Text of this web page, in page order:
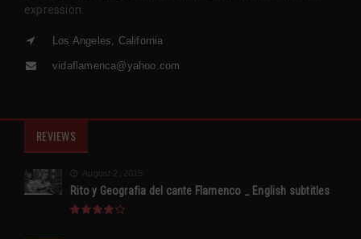
expression.
Los Angeles, California
vidaflamenca@yahoo.com
REVIEWS
August 2, 2015
Rito y Geografia del cante Flamenco _ English subtitles